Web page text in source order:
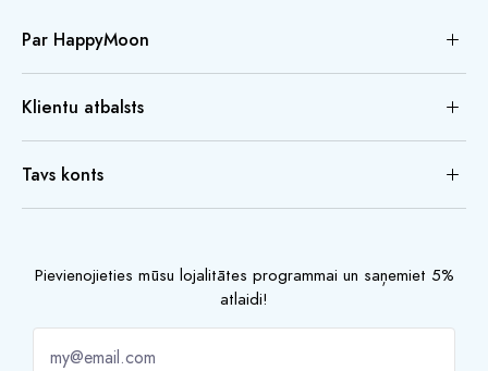
Par HappyMoon
Klientu atbalsts
Tavs konts
Pievienojieties mūsu lojalitātes programmai un saņemiet 5%
atlaidi!